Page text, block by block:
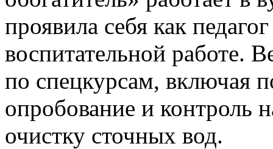
проявила себя как
воспитательной работе.
по спецкурсам, включая
опробование и контроль
очистку сточных вод.